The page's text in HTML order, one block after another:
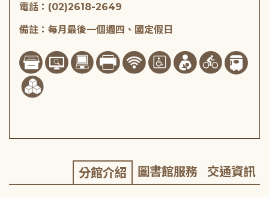
電話：(02)2618-2649
備註：每月最後一個週四、國定假日
分館介紹 圖書館服務 交通資訊